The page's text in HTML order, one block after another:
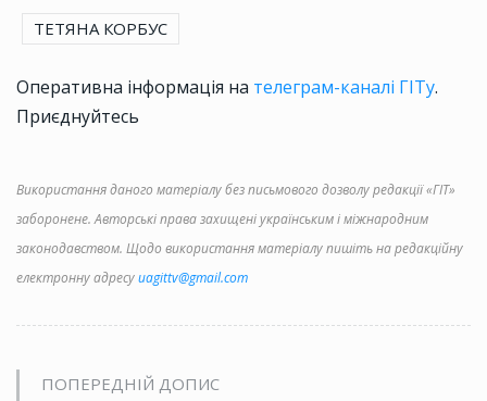
ТЕТЯНА КОРБУС
Оперативна інформація на телеграм-каналі ГІТу.
Приєднуйтесь
Використання даного матеріалу без письмового дозволу редакції «ГІТ»
заборонене. Авторські права захищені українським і міжнародним
законодавством. Щодо використання матеріалу пишіть на редакційну
електронну адресуuagittv@gmail.com
ПОПЕРЕДНІЙ ДОПИС